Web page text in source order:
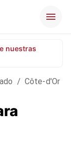
nuestras
/ Côte-d'Or